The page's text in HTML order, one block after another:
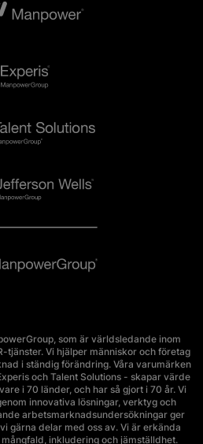
som är världsledande inom
tjänster. Vi hjälper människor och företag
i ständig förändring. Våra varumärken
och Talent Solutions - skapar värde
i 70 länder, och har så gjort i 70 år. Vi
innovativa lösningar, verktyg och
arbetsmarknadsundersökningar ger
gärna delar med oss av. Vi är erkända
inkludering och jämställdhet.